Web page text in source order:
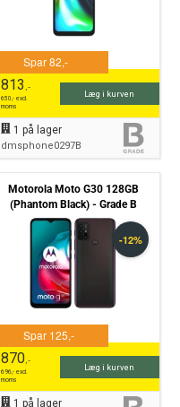
813,-
650,- excl.
moms
Læg i kurven
1 på lager
dmsphone0297B
Motorola Moto G30 128GB
(Phantom Black) - Grade B
870,-
696,- excl.
moms
Læg i kurven
1 på lager